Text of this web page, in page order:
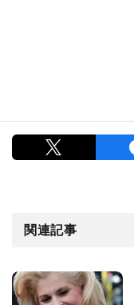
関連記事